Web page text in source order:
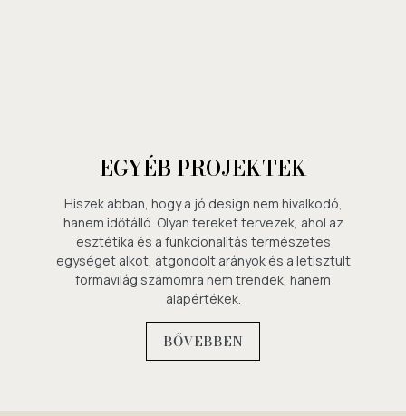
EGYÉB PROJEKTEK
Hiszek abban, hogy a jó design nem hivalkodó,
hanem időtálló. Olyan tereket tervezek, ahol az
esztétika és a funkcionalitás természetes
egységet alkot, átgondolt arányok és a letisztult
formavilág számomra nem trendek, hanem
alapértékek.
BŐVEBBEN